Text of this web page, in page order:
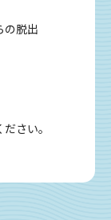
の脱出
さい。